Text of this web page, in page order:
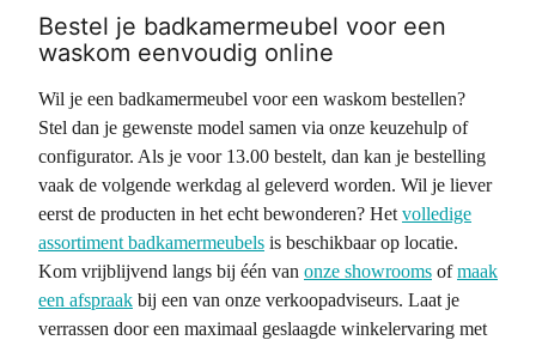
Bestel je badkamermeubel voor een
waskom eenvoudig online
Wil je een badkamermeubel voor een waskom bestellen?
Stel dan je gewenste model samen via onze keuzehulp of
configurator. Als je voor 13.00 bestelt, dan kan je bestelling
vaak de volgende werkdag al geleverd worden. Wil je liever
eerst de producten in het echt bewonderen? Het volledige
assortiment badkamermeubels is beschikbaar op locatie.
Kom vrijblijvend langs bij één van onze showrooms ofmaak
een afspraak bij een van onze verkoopadviseurs. Laat je
verrassen door een maximaal geslaagde winkelervaring met